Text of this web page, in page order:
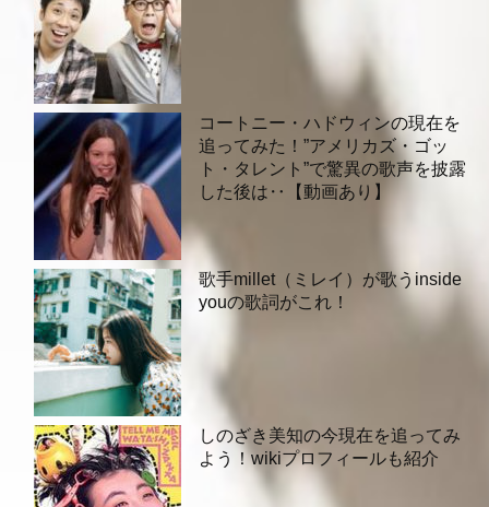
コートニー・ハドウィンの現在を
追ってみた！”アメリカズ・ゴッ
ト・タレント”で驚異の歌声を披露
した後は‥【動画あり】
歌手millet（ミレイ）が歌うinside
youの歌詞がこれ！
しのざき美知の今現在を追ってみ
よう！wikiプロフィールも紹介